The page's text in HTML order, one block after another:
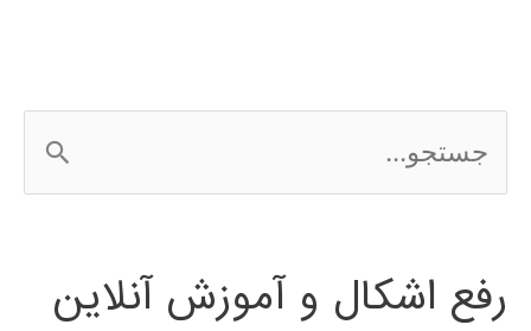
س
ج
رفع اشکال و آموزش آنلاین